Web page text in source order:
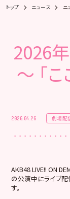
トップ ニュース ニ
2026
～ 「
2026.04.26 劇場配
AKB48 LIVE!! ON
の公演中にライブ
す。